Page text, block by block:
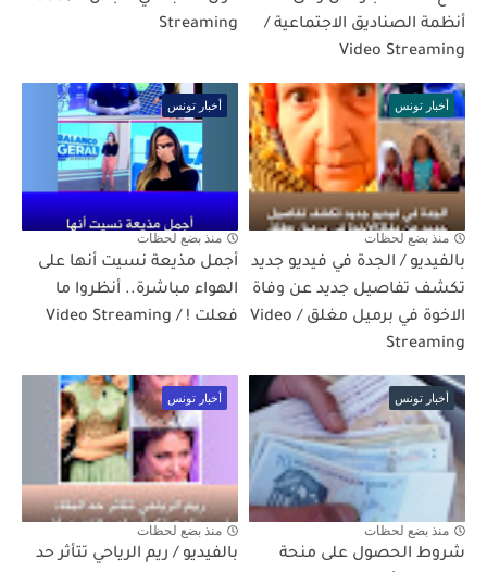
أنظمة الصناديق الاجتماعية /
Video Streaming
Streaming
أخبار تونس
منذ بضع لحظات
بالفيديو / الجدة في فيديو جديد
تكشف تفاصيل جديد عن وفاة
الاخوة في برميل مغلق / Video
Streaming
أخبار تونس
منذ بضع لحظات
أجمل مذيعة نسيت أنها على
الهواء مباشرة.. أنظروا ما
فعلت ! / Video Streaming
أخبار تونس
منذ بضع لحظات
شروط الحصول على منحة
أخبار تونس
منذ بضع لحظات
بالفيديو / ريم الرياحي تتأثر حد